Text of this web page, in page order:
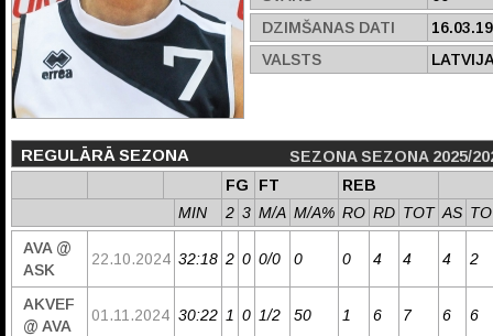
DZIMŠANAS DATI
VALSTS
REGULĀRĀ SEZONA
SEZONA SEZONA 2025/
FG
FT
REB
MIN
2 3 M/A M/A% RO RD TOT AS TO
AVA @
ASK
22.10.2024 32:18 2 0 0/0 0 0 4 4 4 2
AKVEF
@ AVA
01.11.2024 30:22 1 0 1/2 50 1 6 7 6 6